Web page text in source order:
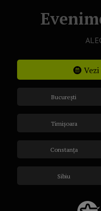
București
Timișoara
Constanța
Sibiu